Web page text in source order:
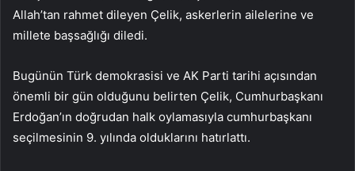
Allah’tan rahmet dileyen Çelik, askerlerin ailelerine ve
millete başsağlığı diledi.
Bugünün Türk demokrasisi ve AK Parti tarihi açısından
önemli bir gün olduğunu belirten Çelik, Cumhurbaşkanı
Erdoğan’ın doğrudan halk oylamasıyla cumhurbaşkanı
seçilmesinin 9. yılında olduklarını hatırlattı.